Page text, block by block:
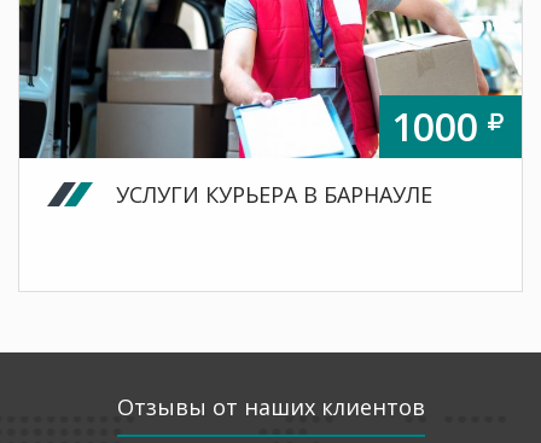
1000
УСЛУГИ КУРЬЕРА В БАРНАУЛЕ
Отзывы от наших клиентов